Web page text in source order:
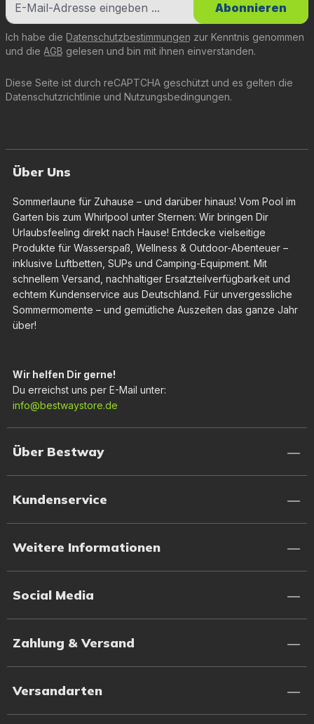
Diese Seite ist durch reCAPTCHA geschützt und es gelten die
Datenschutzrichtlinie und Nutzungsbedingungen.
Ich habe die Datenschutzbestimmungen zur Kenntnis genommen
und die AGB gelesen und bin mit ihnen einverstanden.
Abonnieren
Über Uns
Sommerlaune für Zuhause – und darüber hinaus! Vom Pool im
Garten bis zum Whirlpool unter Sternen: Wir bringen Dir
Urlaubsfeeling direkt nach Hause! Entdecke vielseitige
Produkte für Wasserspaß, Wellness & Outdoor-Abenteuer –
inklusive Luftbetten, SUPs und Camping-Equipment. Mit
schnellem Versand, nachhaltiger Ersatzteilverfügbarkeit und
echtem Kundenservice aus Deutschland. Für unvergessliche
Sommermomente – und gemütliche Auszeiten das ganze Jahr
über!
Wir helfen Dir gerne!
Du erreichst uns per E-Mail unter:
info@bestwaystore.de
Über Bestway
Kundenservice
Weitere Informationen
Social Media
Zahlung & Versand
Versandarten